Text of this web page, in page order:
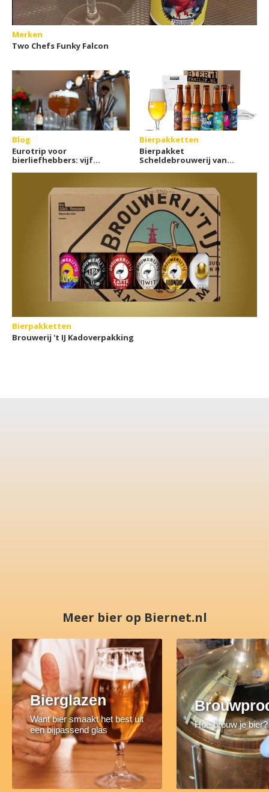
Merken
Two Chefs Funky Falcon
Blog
Eurotrip voor
bierliefhebbers: vijf
Bierpakketten
Bierpakket
Scheldebrouwerij van
Bierpakketten
Brouwerij 't IJ Kadoverpakking
Meer bier op Biernet.nl
Bierglazen
Want bier smaakt het best uit
een bijpassend glas
Hoe brouw je bier?